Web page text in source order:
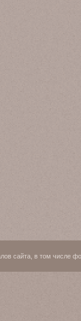
сайта, в том числе